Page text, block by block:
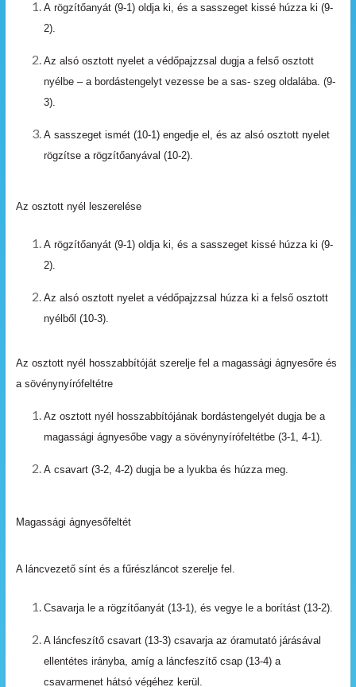
A rögzítőanyát (9-1) oldja ki, és a sasszeget kissé húzza ki (9-
2).
Az alsó osztott nyelet a védőpajzzsal dugja a felső osztott
nyélbe – a bordástengelyt vezesse be a sas- szeg oldalába. (9-
3).
A sasszeget ismét (10-1) engedje el, és az alsó osztott nyelet
rögzítse a rögzítőanyával (10-2).
Az osztott nyél leszerelése
A rögzítőanyát (9-1) oldja ki, és a sasszeget kissé húzza ki (9-
2).
Az alsó osztott nyelet a védőpajzzsal húzza ki a felső osztott
nyélből (10-3).
Az osztott nyél hosszabbítóját szerelje fel a magassági ágnyesőre és
a sövénynyírófeltétre
Az osztott nyél hosszabbítójának bordástengelyét dugja be a
magassági ágnyesőbe vagy a sövénynyírófeltétbe (3-1, 4-1).
A csavart (3-2, 4-2) dugja be a lyukba és húzza meg.
Magassági ágnyesőfeltét
A láncvezető sínt és a fűrészláncot szerelje fel.
Csavarja le a rögzítőanyát (13-1), és vegye le a borítást (13-2).
A láncfeszítő csavart (13-3) csavarja az óramutató járásával
ellentétes irányba, amíg a láncfeszítő csap (13-4) a
csavarmenet hátsó végéhez kerül.